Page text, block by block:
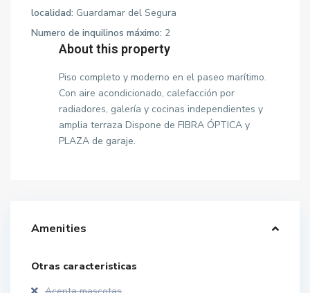
localidad: Guardamar del Segura
Numero de inquilinos máximo: 2
About this property
Piso completo y moderno en el paseo marítimo.
Con aire acondicionado, calefacción por
radiadores, galería y cocinas independientes y
amplia terraza Dispone de FIBRA ÓPTICA y
PLAZA de garaje.
Amenities
Otras caracteristicas